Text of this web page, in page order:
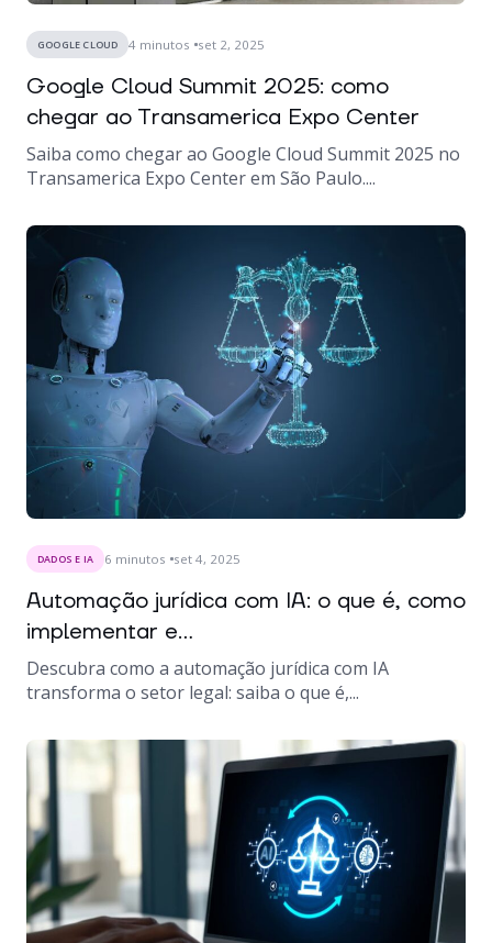
GOOGLE CLOUD 4 minutos set 2, 2025
Google Cloud Summit 2025: como
chegar ao Transamerica Expo Center
Saiba como chegar ao Google Cloud Summit 2025 no
Transamerica Expo Center em São Paulo....
DADOS E IA 6 minutos set 4, 2025
Automação jurídica com IA: o que é, como
implementar e...
Descubra como a automação jurídica com IA
transforma o setor legal: saiba o que é,...